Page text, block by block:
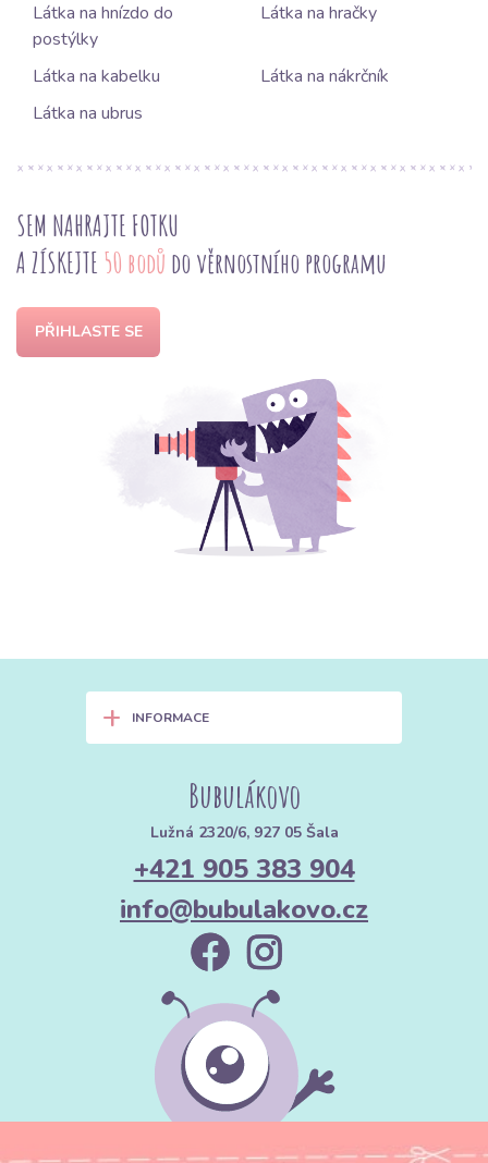
Látka na hnízdo do
postýlky
Látka na hračky
Látka na kabelku
Látka na nákrčník
Látka na ubrus
SEM NAHRAJTE FOTKU
A ZÍSKEJTE 50 bodů do věrnostního programu
PŘIHLASTE SE
+ INFORMACE
Bubulákovo
Lužná 2320/6, 927 05 Šala
+421 905 383 904
info@bubulakovo.cz